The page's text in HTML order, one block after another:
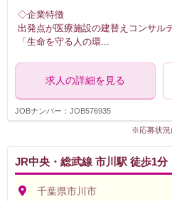
◇企業特徴
出発点が医療施設の建替えコンサル
「生命を守る人の環...
求人の詳細を見る
JOBナンバー：JOB576935
※応募状況
JR中央・総武線 市川駅 徒歩1分
千葉県市川市